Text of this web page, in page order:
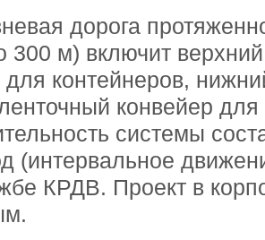
дорога
300 м) включит
для контейнеров,
конвейер для
системы
(интервальное
КРДВ. Проект в